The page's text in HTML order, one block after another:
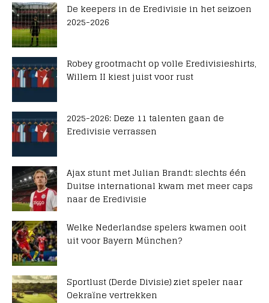
De keepers in de Eredivisie in het seizoen
2025-2026
Robey grootmacht op volle Eredivisieshirts,
Willem II kiest juist voor rust
2025-2026: Deze 11 talenten gaan de
Eredivisie verrassen
Ajax stunt met Julian Brandt: slechts één
Duitse international kwam met meer caps
naar de Eredivisie
Welke Nederlandse spelers kwamen ooit
uit voor Bayern München?
Sportlust (Derde Divisie) ziet speler naar
Oekraïne vertrekken